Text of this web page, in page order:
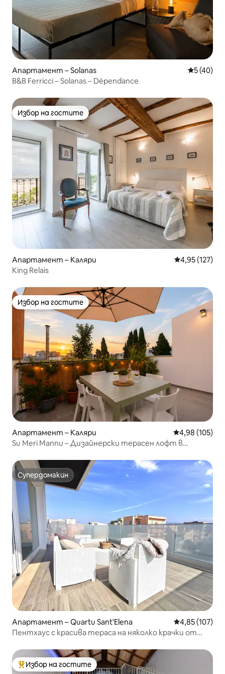
Апартамент – Solanas Средна
5 (40)
B&B Ferricci – Solanas – Dépendance
Избор на гостите
Избор на гостите
Апартамент – Каляри Средна
4,95 (127)
King Relais
Избор на гостите
Избор на гостите
Апартамент – Каляри Средна
4,98 (105)
Su Meri Mannu – Дизайнерски терасен лофт в
Супердомакин
Супердомакин
Апартамент – Quartu Sant'Elena Средна
4,85 (107)
Пентхаус с красива тераса на няколко крачки от
Най-популярен избор на гостите
Избор на гостите